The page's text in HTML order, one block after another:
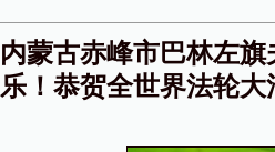
内蒙古赤峰市巴林左
乐！恭贺全世界法轮大